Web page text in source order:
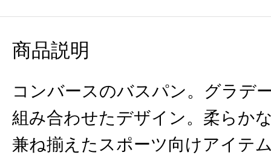
商品説明
コンバースのバスパン。グラデ
組み合わせたデザイン。柔らか
兼ね揃えたスポーツ向けアイテ